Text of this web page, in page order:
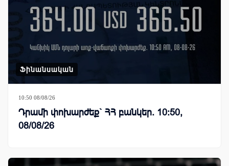
Ֆինանսական
10:50 08/08/26
Դրամի փոխարժեք` ՀՀ բանկեր. 10:50,
08/08/26